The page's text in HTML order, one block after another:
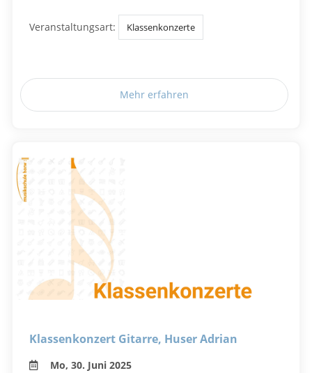
Veranstaltungsart: Klassenkonzerte
Mehr erfahren
Klassenkonzert Gitarre, Huser Adrian
Mo, 30. Juni 2025